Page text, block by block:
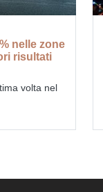
nelle zone
risultati
volta nel